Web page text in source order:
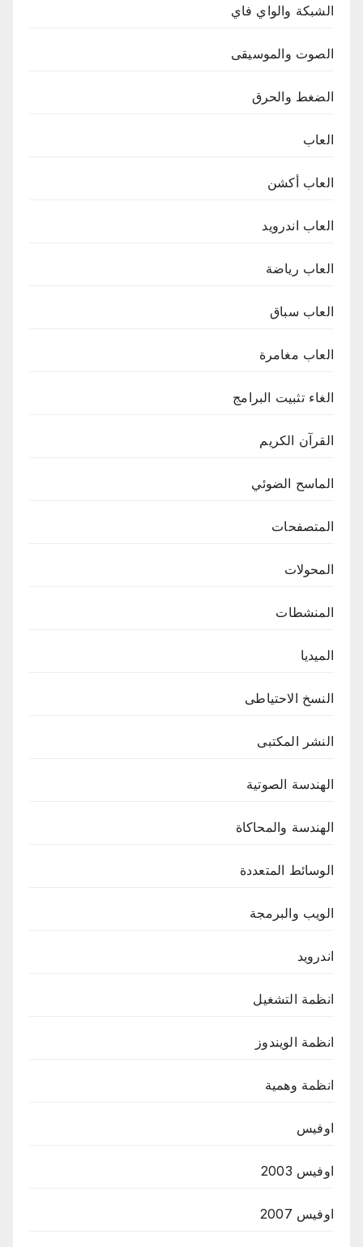
الشبكة والواي فاي
الصوت والموسيقى
الضغط والحرق
العاب
العاب أكشن
العاب اندرويد
العاب رياضة
العاب سباق
العاب مغامرة
الغاء تثبيت البرامج
القرآن الكريم
الماسح الضوئي
المتصفحات
المحولات
المنشطات
الميديا
النسخ الاحتياطى
النشر المكتبى
الهندسة الصوتية
الهندسة والمحاكاة
الوسائط المتعددة
الويب والبرمجة
اندرويد
انظمة التشغيل
انظمة الويندوز
انظمة وهمية
اوفيس
اوفيس 2003
اوفيس 2007